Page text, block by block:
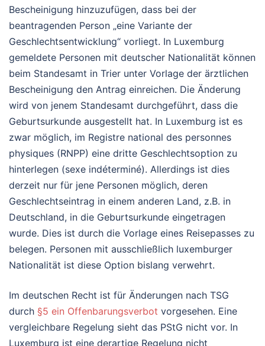
Bescheinigung hinzuzufügen, dass bei der
beantragenden Person „eine Variante der
Geschlechtsentwicklung“ vorliegt. In Luxemburg
gemeldete Personen mit deutscher Nationalität können
beim Standesamt in Trier unter Vorlage der ärztlichen
Bescheinigung den Antrag einreichen. Die Änderung
wird von jenem Standesamt durchgeführt, dass die
Geburtsurkunde ausgestellt hat. In Luxemburg ist es
zwar möglich, im Registre national des personnes
physiques (RNPP) eine dritte Geschlechtsoption zu
hinterlegen (sexe indéterminé). Allerdings ist dies
derzeit nur für jene Personen möglich, deren
Geschlechtseintrag in einem anderen Land, z.B. in
Deutschland, in die Geburtsurkunde eingetragen
wurde. Dies ist durch die Vorlage eines Reisepasses zu
belegen. Personen mit ausschließlich luxemburger
Nationalität ist diese Option bislang verwehrt.
Im deutschen Recht ist für Änderungen nach TSG
durch §5 ein Offenbarungsverbot vorgesehen. Eine
vergleichbare Regelung sieht das PStG nicht vor. In
Luxemburg ist eine derartige Regelung nicht